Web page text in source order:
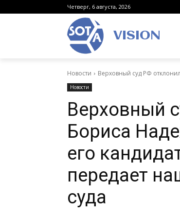
Четверг, 6 августа, 2026
VISION
Новости Верховный суд РФ
Новости
Верховный
Бориса
его
передает
суда